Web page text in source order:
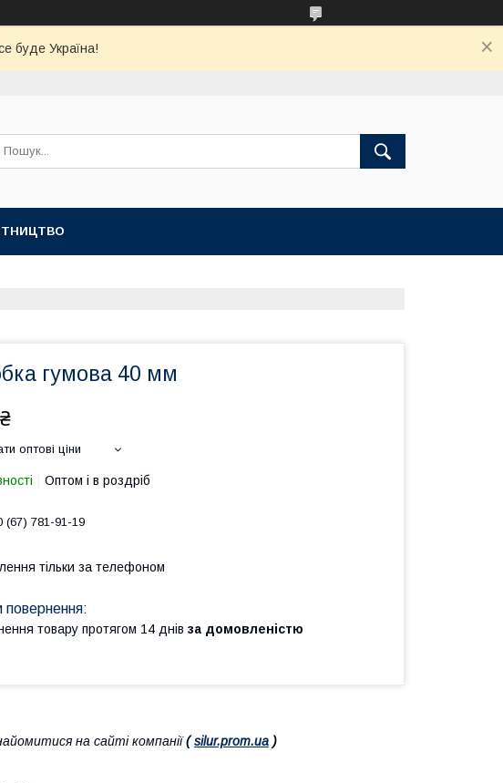
буде Україна!
гумова 40 мм
оптові ціни
Оптом і в роздріб
(67) 781-91-19
тільки за телефоном
товару протягом 14 днів за домовленістю
на сайті компанії(silur.prom.ua )